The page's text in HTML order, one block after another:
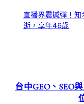
直播界震撼彈！
逝，享年46歲
台中GEO、SEO